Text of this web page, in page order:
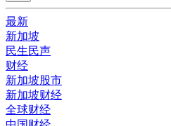
最新
新加坡
民生民声
财经
新加坡股市
新加坡财经
全球财经